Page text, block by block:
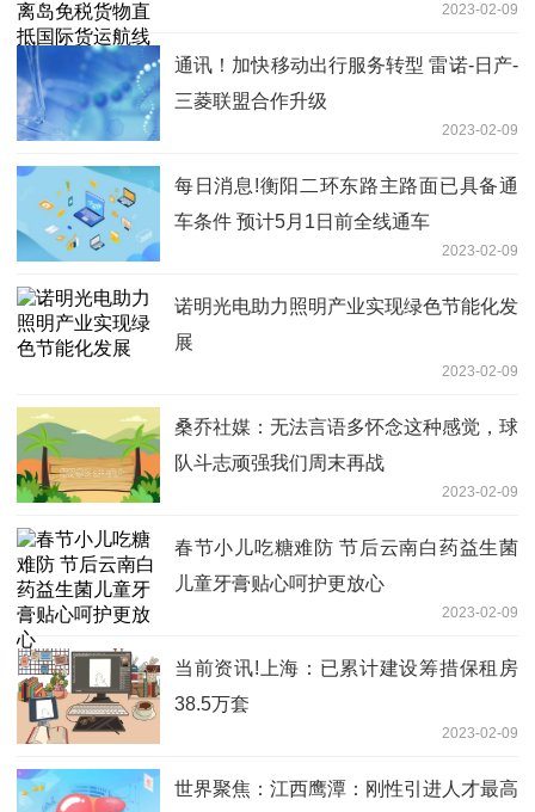
2023-02-09
通讯！加快移动出行服务转型 雷诺-日产-
三菱联盟合作升级
2023-02-09
每日消息!衡阳二环东路主路面已具备通
车条件 预计5月1日前全线通车
2023-02-09
诺明光电助力照明产业实现绿色节能化发
展
2023-02-09
桑乔社媒：无法言语多怀念这种感觉，球
队斗志顽强我们周末再战
2023-02-09
春节小儿吃糖难防 节后云南白药益生菌
儿童牙膏贴心呵护更放心
2023-02-09
当前资讯!上海：已累计建设筹措保租房
38.5万套
2023-02-09
世界聚焦：江西鹰潭：刚性引进人才最高